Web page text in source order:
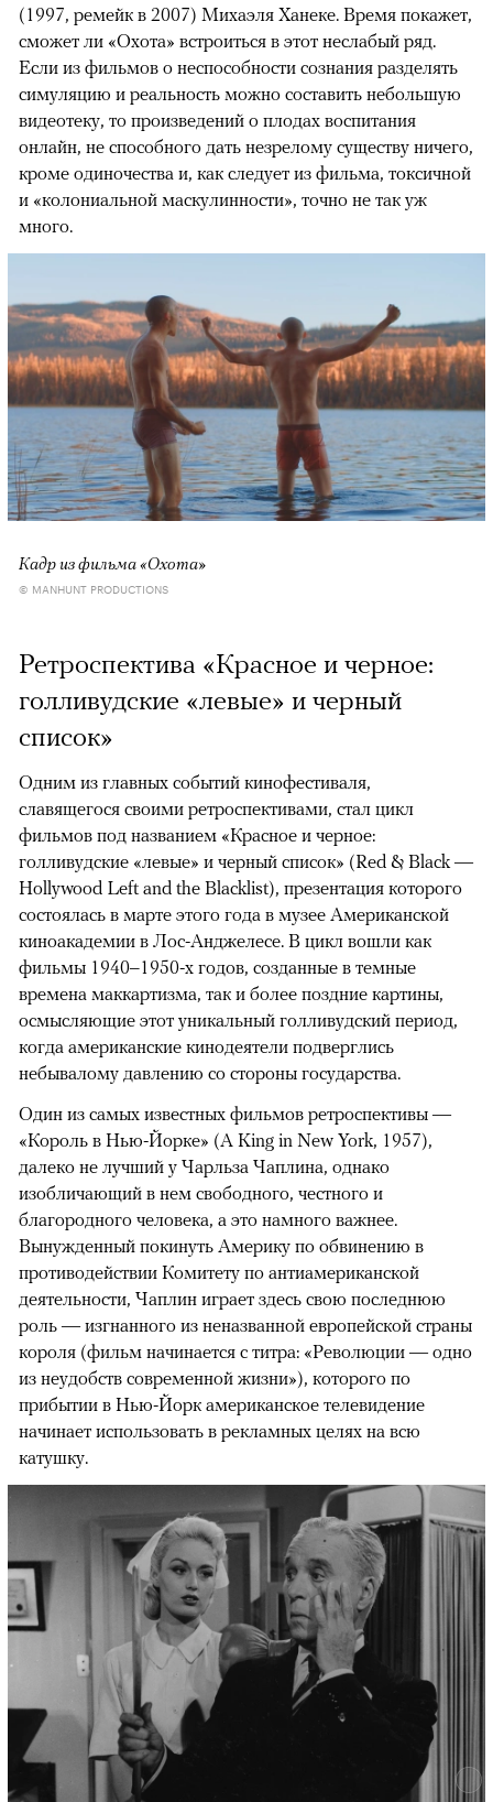
(1997, ремейк в 2007) Михаэля Ханеке. Время покажет,
сможет ли «Охота» встроиться в этот неслабый ряд.
Если из фильмов о неспособности сознания разделять
симуляцию и реальность можно составить небольшую
видеотеку, то произведений о плодах воспитания
онлайн, не способного дать незрелому существу ничего,
кроме одиночества и, как следует из фильма, токсичной
и «колониальной маскулинности», точно не так уж
много.
Кадр из фильма «Охота»
© MANHUNT PRODUCTIONS
Ретроспектива «Красное и черное:
голливудские «левые» и черный
список»
Одним из главных событий кинофестиваля,
славящегося своими ретроспективами, стал цикл
фильмов под названием «Красное и черное:
голливудские «левые» и черный список» (Red & Black —
Hollywood Left and the Blacklist), презентация которого
состоялась в марте этого года в музее Американской
киноакадемии в Лос-Анджелесе. В цикл вошли как
фильмы 1940–1950-х годов, созданные в темные
времена маккартизма, так и более поздние картины,
осмысляющие этот уникальный голливудский период,
когда американские кинодеятели подверглись
небывалому давлению со стороны государства.
Один из самых известных фильмов ретроспективы —
«Король в Нью-Йорке» (A King in New York, 1957),
далеко не лучший у Чарльза Чаплина, однако
изобличающий в нем свободного, честного и
благородного человека, а это намного важнее.
Вынужденный покинуть Америку по обвинению в
противодействии Комитету по антиамериканской
деятельности, Чаплин играет здесь свою последнюю
роль — изгнанного из неназванной европейской страны
короля (фильм начинается с титра: «Революции — одно
из неудобств современной жизни»), которого по
прибытии в Нью-Йорк американское телевидение
начинает использовать в рекламных целях на всю
катушку.